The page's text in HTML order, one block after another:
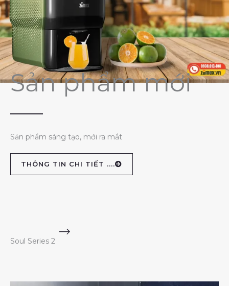
Sản phẩm mới
Sản phẩm sáng tạo, mới ra mắt
THÔNG TIN CHI TIẾT ....
Soul Series 2